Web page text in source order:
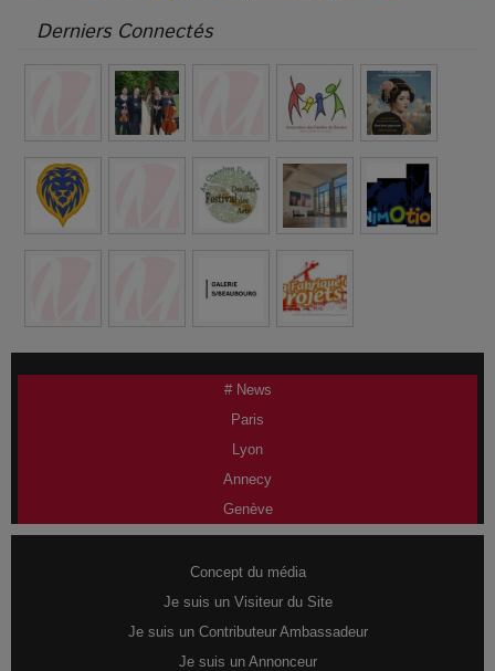
Derniers Connectés
# News
Paris
Lyon
Annecy
Genève
Concept du média
Je suis un Visiteur du Site
Je suis un Contributeur Ambassadeur
Je suis un Annonceur